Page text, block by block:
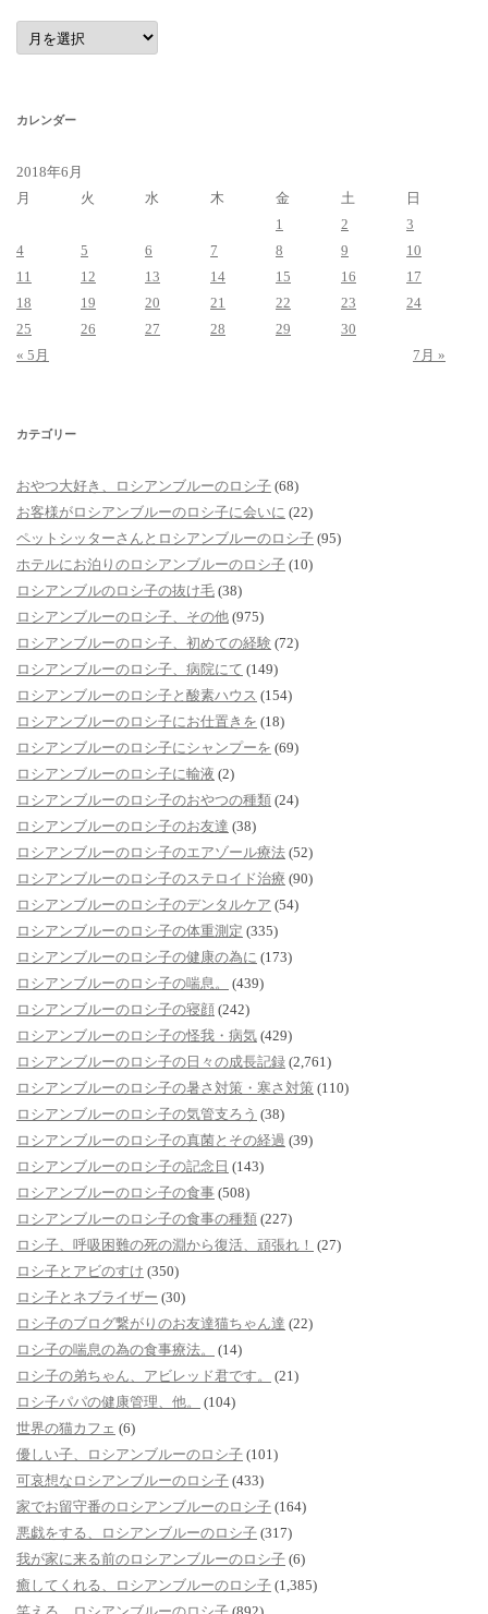
ア
ー
カ
カレンダー
2018年6月
月
火 水 木 金 土
日
1
2
3
4
5 6 7 8 9
10
11
12 13 14 15 16
17
18
19 20 21 22 23
24
25
26 27 28 29
30
« 5月
7月 »
カテゴリー
おやつ大好き、ロシアンブルーのロシ子 (68)
お客様がロシアンブルーのロシ子に会いに (22)
ペットシッターさんとロシアンブルーのロシ子 (95)
ホテルにお泊りのロシアンブルーのロシ子 (10)
ロシアンブルのロシ子の抜け毛 (38)
ロシアンブルーのロシ子、その他 (975)
ロシアンブルーのロシ子、初めての経験 (72)
ロシアンブルーのロシ子、病院にて (149)
ロシアンブルーのロシ子と酸素ハウス (154)
ロシアンブルーのロシ子にお仕置きを (18)
ロシアンブルーのロシ子にシャンプーを (69)
ロシアンブルーのロシ子に輸液 (2)
ロシアンブルーのロシ子のおやつの種類 (24)
ロシアンブルーのロシ子のお友達 (38)
ロシアンブルーのロシ子のエアゾール療法 (52)
ロシアンブルーのロシ子のステロイド治療 (90)
ロシアンブルーのロシ子のデンタルケア (54)
ロシアンブルーのロシ子の体重測定 (335)
ロシアンブルーのロシ子の健康の為に (173)
ロシアンブルーのロシ子の喘息。
(439)
ロシアンブルーのロシ子の寝顔 (242)
ロシアンブルーのロシ子の怪我・病気 (429)
ロシアンブルーのロシ子の日々の成長記録 (2,761)
ロシアンブルーのロシ子の暑さ対策・寒さ対策 (110)
ロシアンブルーのロシ子の気管支ろう (38)
ロシアンブルーのロシ子の真菌とその経過 (39)
ロシアンブルーのロシ子の記念日 (143)
ロシアンブルーのロシ子の食事 (508)
ロシアンブルーのロシ子の食事の種類 (227)
ロシ子、呼吸困難の死の淵から復活、頑張れ！ (27)
ロシ子とアビのすけ (350)
ロシ子とネブライザー (30)
ロシ子のブログ繋がりのお友達猫ちゃん達 (22)
ロシ子の喘息の為の食事療法。
(14)
ロシ子の弟ちゃん、アビレッド君です。
(21)
ロシ子パパの健康管理、他。
(104)
世界の猫カフェ (6)
優しい子、ロシアンブルーのロシ子 (101)
可哀想なロシアンブルーのロシ子 (433)
家でお留守番のロシアンブルーのロシ子 (164)
悪戯をする、ロシアンブルーのロシ子 (317)
我が家に来る前のロシアンブルーのロシ子 (6)
癒してくれる、ロシアンブルーのロシ子 (1,385)